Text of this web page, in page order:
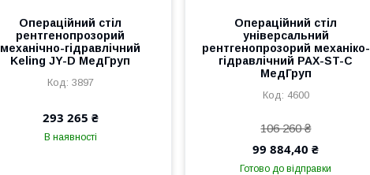
Операційний стіл
рентгенопрозорий
механічно-гідравлічний
Keling JY-D МедГруп
3897
293 265 ₴
В наявності
Операційний стіл
універсальний
рентгенопрозорий механіко-
гідравлічний PAX-ST-C
МедГруп
4600
106 260 ₴
99 884,40 ₴
Готово до відправки